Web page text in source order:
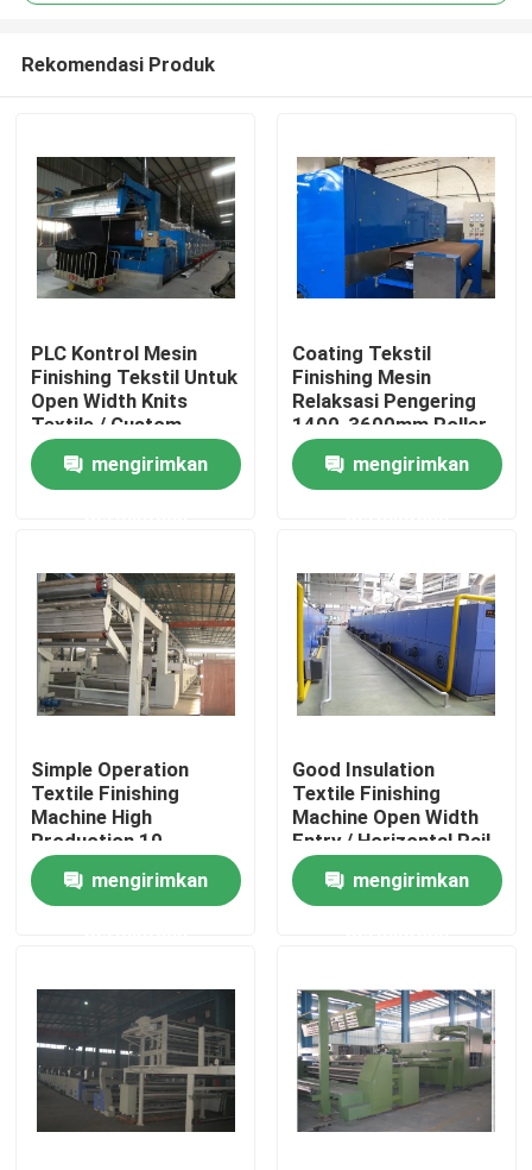
Rumah
Tentang kami
Tur Pabrik
Kontrol kualitas
Hubungi kami
Permintaan Penawaran
Mesin Finishing Stenter
Rekomendasi Produk
PLC Kontrol Mesin
Finishing Tekstil Untuk
Open Width Knits
Textile / Custom
Tailor
mengirimkan
Coating Tekstil
Finishing Mesin
Relaksasi Pengering
1400-3600mm Roller
Lebar
mengirimkan
Simple Operation
Textile Finishing
Machine High
Production 10-
150m/Min
mengirimkan
Good Insulation
Textile Finishing
Machine Open Width
Entry / Horizontal Rail
mengirimkan